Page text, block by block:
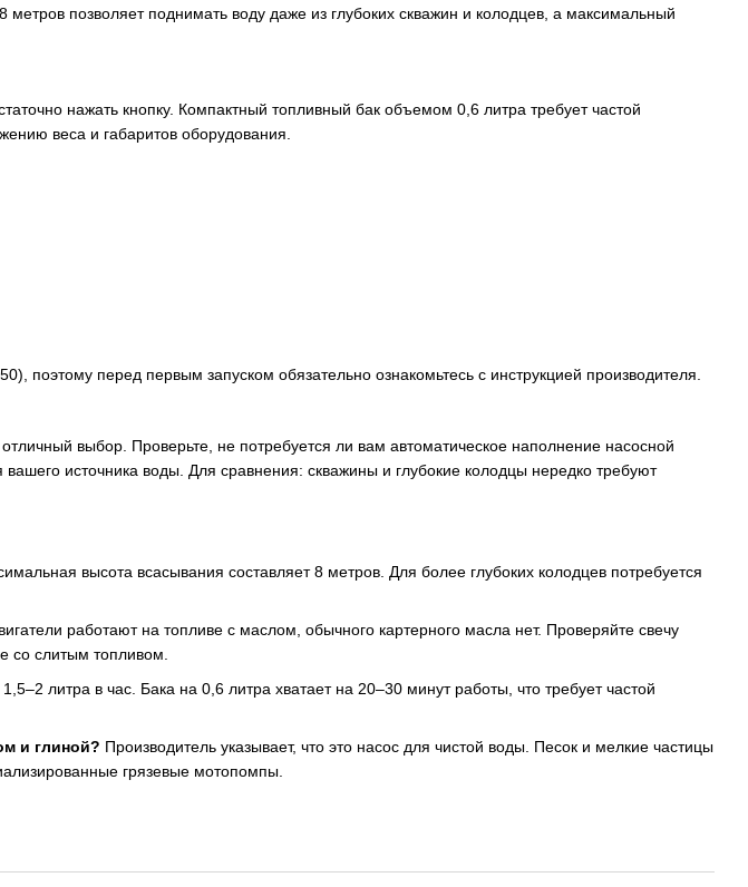
позволяет поднимать воду даже из глубоких скважин и колодцев, а максимальный
нажать кнопку. Компактный топливный бак объемом 0,6 литра требует частой
веса и габаритов оборудования.
поэтому перед первым запуском обязательно ознакомьтесь с инструкцией производителя.
выбор. Проверьте, не потребуется ли вам автоматическое наполнение насосной
источника воды. Для сравнения: скважины и глубокие колодцы нередко требуют
высота всасывания составляет 8 метров. Для более глубоких колодцев потребуется
работают на топливе с маслом, обычного картерного масла нет. Проверяйте свечу
со слитым топливом.
литра в час. Бака на 0,6 литра хватает на 20–30 минут работы, что требует частой
и глиной? Производитель указывает, что это насос для чистой воды. Песок и мелкие частицы
грязевые мотопомпы.